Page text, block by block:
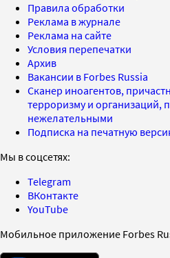
Правила обработки
Реклама в журнале
Реклама на сайте
Условия перепечатки
Архив
Вакансии в Forbes Russia
Сканер иноагентов,
терроризму и организаций,
нежелательными
Подписка на печатную
Мы в соцсетях:
Telegram
ВКонтакте
YouTube
Мобильное приложение Forbes